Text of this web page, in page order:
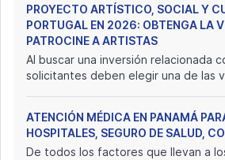
PROYECTO ARTÍSTICO, SOCIAL Y
PORTUGAL EN 2026: OBTENGA LA
PATROCINE A ARTISTAS
Al buscar una inversión relacionada
solicitantes deben elegir una de las
ATENCIÓN MÉDICA EN PANAMÁ
HOSPITALES, SEGURO DE SALUD,
De todos los factores que llevan a